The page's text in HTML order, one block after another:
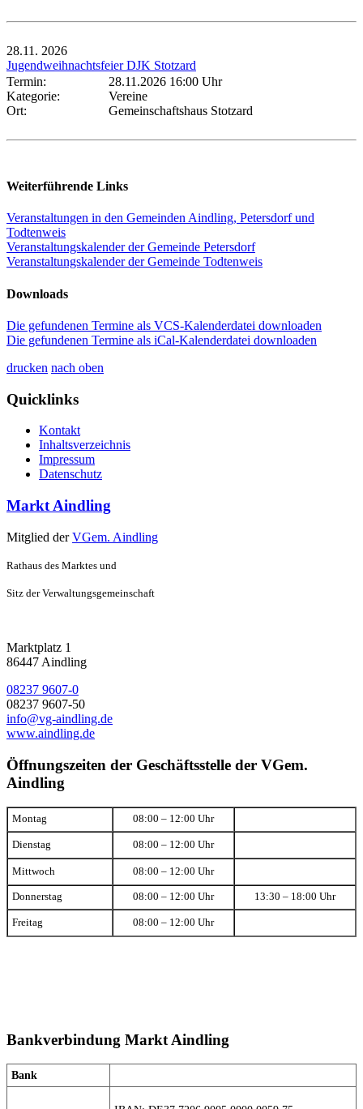
28.11. 2026
Jugendweihnachtsfeier DJK Stotzard
Termin:
28.11.2026 16:00 Uhr
Kategorie:
Vereine
Ort:
Gemeinschaftshaus Stotzard
Weiterführende Links
Veranstaltungen in den Gemeinden Aindling, Petersdorf und
Todtenweis
Veranstaltungskalender der Gemeinde Petersdorf
Veranstaltungskalender der Gemeinde Todtenweis
Downloads
Die gefundenen Termine als VCS-Kalenderdatei downloaden
Die gefundenen Termine als iCal-Kalenderdatei downloaden
drucken nach oben
Quicklinks
Kontakt
Inhaltsverzeichnis
Impressum
Datenschutz
Markt Aindling
Mitglied derVGem. Aindling
Rathaus des Marktes und
Sitz der Verwaltungsgemeinschaft
Marktplatz 1
86447 Aindling
08237 9607-0
08237 9607-50
info@vg-aindling.de
www.aindling.de
Öffnungszeiten der Geschäftsstelle der VGem.
Aindling
Montag 08:00 – 12:00 Uhr
Dienstag 08:00 – 12:00 Uhr
Mittwoch 08:00 – 12:00 Uhr
Donnerstag 08:00 – 12:00 Uhr 13:30 – 18:00 Uhr
Freitag 08:00 – 12:00 Uhr
Bankverbindung Markt Aindling
Bank